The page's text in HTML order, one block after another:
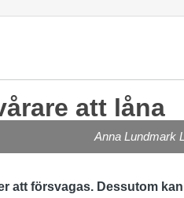
att låna
Anna Lundmark
att försvagas. Dessutom